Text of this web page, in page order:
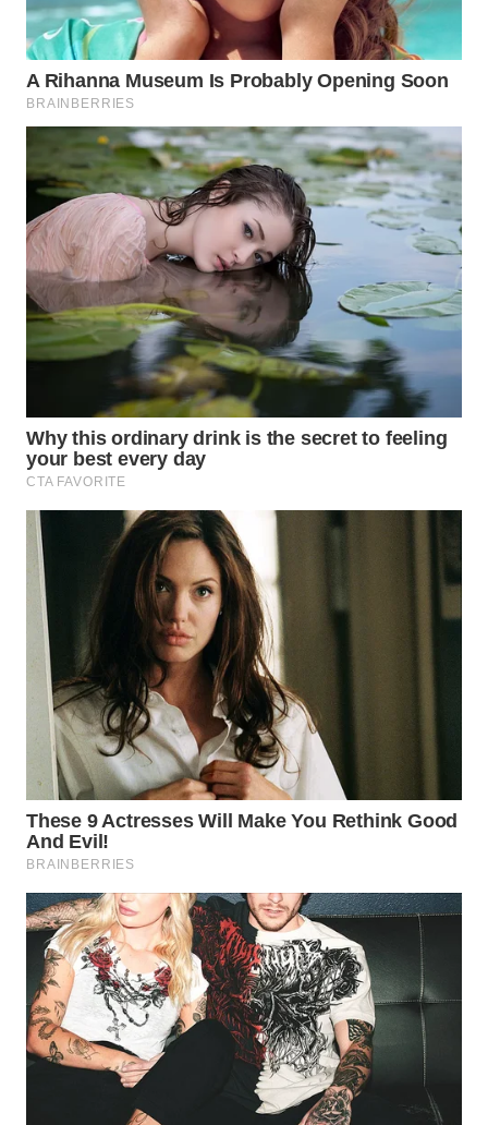
PRIANGAN
TIMUR
WN
SEMARANG
WN
SOLO
WN
BOROBUDUR
WN
MADURA
WN
SURABAYA
BINTAN
WN
MANDALIKA
WN
LIKUPANG
WN
LABUANBAJO
WN
BORNEO
Wahana
Media
Group
WAHANA